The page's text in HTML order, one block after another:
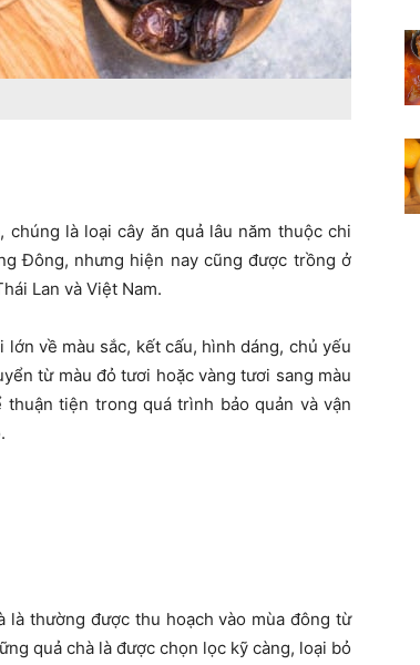
là loại cây ăn quả lâu năm thuộc chi
Đông, nhưng hiện nay cũng được trồng ở
Lan và Việt Nam.
về màu sắc, kết cấu, hình dáng, chủ yếu
từ màu đỏ tươi hoặc vàng tươi sang màu
tiện trong quá trình bảo quản và vận
là thường được thu hoạch vào mùa đông từ
quả chà là được chọn lọc kỹ càng, loại bỏ